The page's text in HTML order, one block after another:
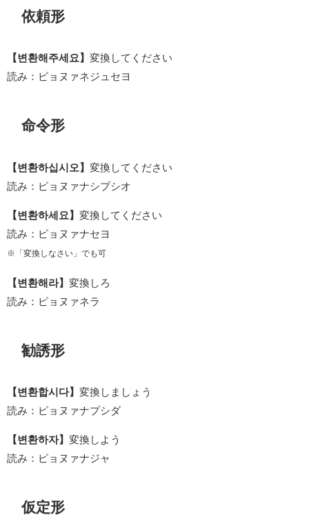
依頼形
【변환해주세요】 変換してください
読み：ピョヌァネジュセヨ
命令形
【변환하십시오】 変換してください
読み：ピョヌァナシプシオ
【변환하세요】 変換してください
読み：ピョヌァナセヨ
※「変換しなさい」でも可
【변환해라】 変換しろ
読み：ピョヌァネラ
勧誘形
【변환합시다】 変換しましょう
読み：ピョヌァナプシダ
【변환하자】 変換しよう
読み：ピョヌァナジャ
仮定形